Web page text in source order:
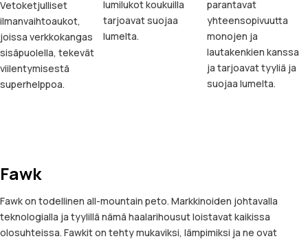
Vetoketjulliset
ilmanvaihtoaukot,
joissa verkkokangas
sisäpuolella, tekevät
viilentymisestä
superhelppoa.
lumilukot koukuilla
tarjoavat suojaa
lumelta.
parantavat
yhteensopivuutta
monojen ja
lautakenkien kanssa
ja tarjoavat tyyliä ja
suojaa lumelta.
Fawk
Fawk on todellinen all-mountain peto. Markkinoiden johtavalla
teknologialla ja tyylillä nämä haalarihousut loistavat kaikissa
olosuhteissa. Fawkit on tehty mukaviksi, lämpimiksi ja ne ovat